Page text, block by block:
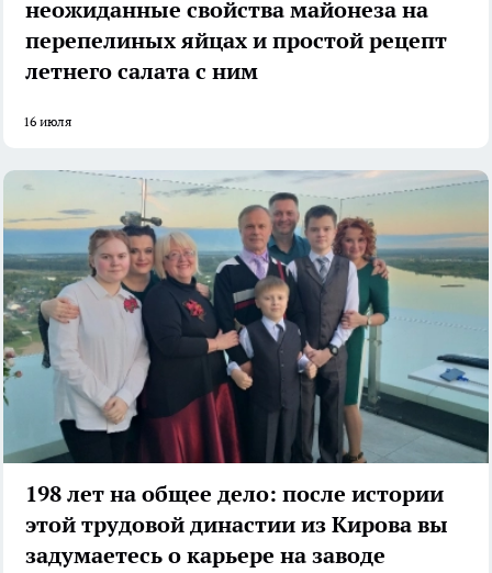
неожиданные свойства майонеза на
перепелиных яйцах и простой рецепт
летнего салата с ним
16 июля
198 лет на общее дело: после истории
этой трудовой династии из Кирова вы
задумаетесь о карьере на заводе